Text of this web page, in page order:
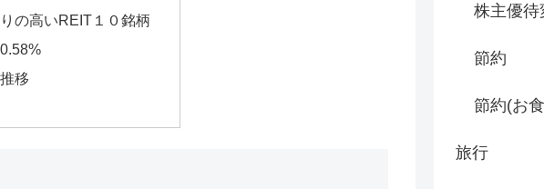
の高いREIT１０銘柄
移
株主優待
節約
節約(お
旅行